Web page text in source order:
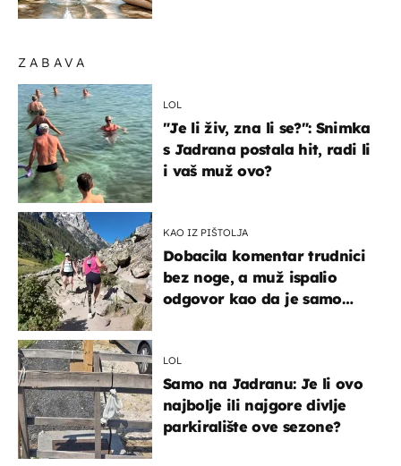
ZABAVA
LOL
"Je li živ, zna li se?": Snimka
s Jadrana postala hit, radi li
i vaš muž ovo?
KAO IZ PIŠTOLJA
Dobacila komentar trudnici
bez noge, a muž ispalio
odgovor kao da je samo
LOL
Samo na Jadranu: Je li ovo
najbolje ili najgore divlje
parkiralište ove sezone?